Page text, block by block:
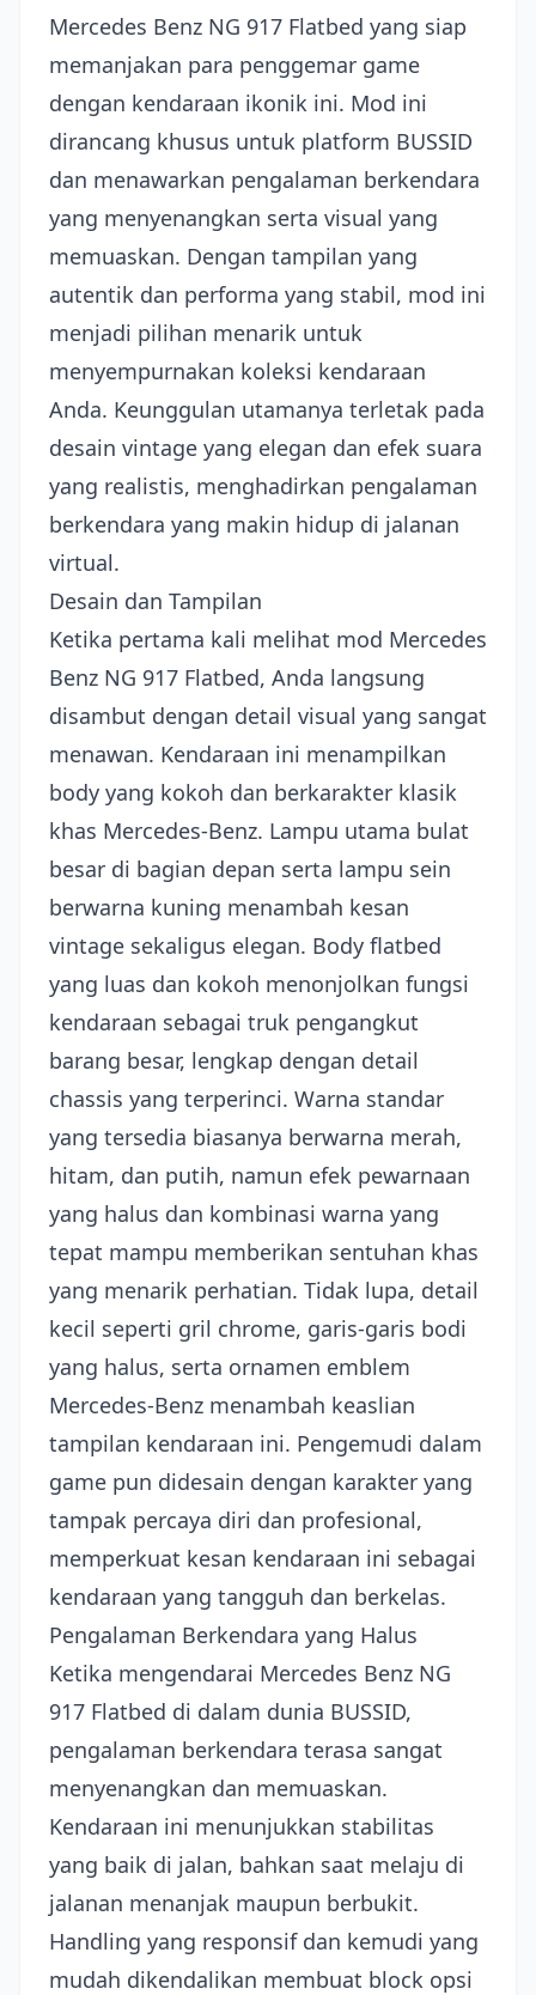
Mercedes Benz NG 917 Flatbed yang siap
memanjakan para penggemar game
dengan kendaraan ikonik ini. Mod ini
dirancang khusus untuk platform BUSSID
dan menawarkan pengalaman berkendara
yang menyenangkan serta visual yang
memuaskan. Dengan tampilan yang
autentik dan performa yang stabil, mod ini
menjadi pilihan menarik untuk
menyempurnakan koleksi kendaraan
Anda. Keunggulan utamanya terletak pada
desain vintage yang elegan dan efek suara
yang realistis, menghadirkan pengalaman
berkendara yang makin hidup di jalanan
virtual.
Desain dan Tampilan
Ketika pertama kali melihat mod Mercedes
Benz NG 917 Flatbed, Anda langsung
disambut dengan detail visual yang sangat
menawan. Kendaraan ini menampilkan
body yang kokoh dan berkarakter klasik
khas Mercedes-Benz. Lampu utama bulat
besar di bagian depan serta lampu sein
berwarna kuning menambah kesan
vintage sekaligus elegan. Body flatbed
yang luas dan kokoh menonjolkan fungsi
kendaraan sebagai truk pengangkut
barang besar, lengkap dengan detail
chassis yang terperinci. Warna standar
yang tersedia biasanya berwarna merah,
hitam, dan putih, namun efek pewarnaan
yang halus dan kombinasi warna yang
tepat mampu memberikan sentuhan khas
yang menarik perhatian. Tidak lupa, detail
kecil seperti gril chrome, garis-garis bodi
yang halus, serta ornamen emblem
Mercedes-Benz menambah keaslian
tampilan kendaraan ini. Pengemudi dalam
game pun didesain dengan karakter yang
tampak percaya diri dan profesional,
memperkuat kesan kendaraan ini sebagai
kendaraan yang tangguh dan berkelas.
Pengalaman Berkendara yang Halus
Ketika mengendarai Mercedes Benz NG
917 Flatbed di dalam dunia BUSSID,
pengalaman berkendara terasa sangat
menyenangkan dan memuaskan.
Kendaraan ini menunjukkan stabilitas
yang baik di jalan, bahkan saat melaju di
jalanan menanjak maupun berbukit.
Handling yang responsif dan kemudi yang
mudah dikendalikan membuat block opsi